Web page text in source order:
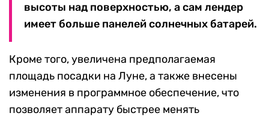
высоты над поверхностью, а сам лендер
имеет больше панелей солнечных батарей.
Кроме того, увеличена предполагаемая
площадь посадки на Луне, а также внесены
изменения в программное обеспечение, что
позволяет аппарату быстрее менять